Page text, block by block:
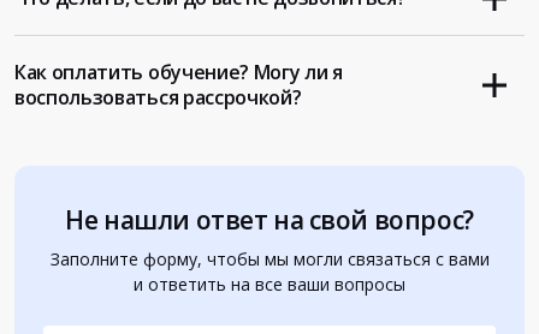
Не нашли ответ на свой вопрос?
Заполните форму, чтобы мы могли связаться с вами
и ответить на все ваши вопросы
Как оплатить обучение? Могу ли я
воспользоваться рассрочкой?